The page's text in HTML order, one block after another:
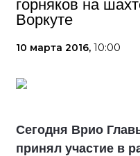
горняков на
Воркуте
10 марта 2016, 10:00
Сегодня Врио
принял участие в